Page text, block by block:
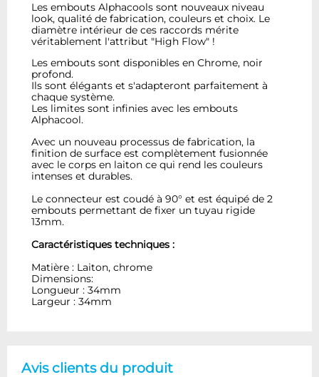
Les embouts Alphacools sont nouveaux niveau
look, qualité de fabrication, couleurs et choix. Le
diamètre intérieur de ces raccords mérite
véritablement l'attribut "High Flow" !
Les embouts sont disponibles en Chrome, noir
profond.
Ils sont élégants et s'adapteront parfaitement à
chaque système.
Les limites sont infinies avec les embouts
Alphacool.
Avec un nouveau processus de fabrication, la
finition de surface est complètement fusionnée
avec le corps en laiton ce qui rend les couleurs
intenses et durables.
Le connecteur est coudé à 90° et est équipé de 2
embouts permettant de fixer un tuyau rigide
13mm.
Caractéristiques techniques :
Matière : Laiton, chrome
Dimensions:
Longueur : 34mm
Largeur : 34mm
Avis clients du produit